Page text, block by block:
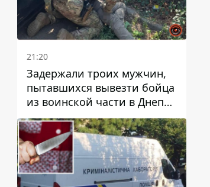
21:20
Задержали троих мужчин,
пытавшихся вывезти бойца
из воинской части в Днепр
за 7 тысяч долларов: среди
них был врач